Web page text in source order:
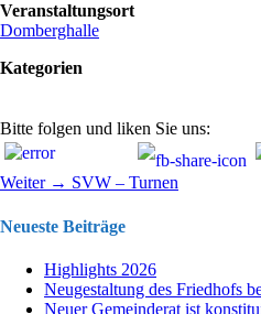
Veranstaltungsort
Domberghalle
Kategorien
Bitte folgen und liken Sie uns:
Beitragsnavigation
Weiter → Nächster
SVW – Turnen
Neueste Beiträge
Highlights 2026
Neugestaltung des Friedhofs
Neuer Gemeinderat ist